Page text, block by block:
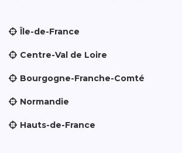
Île-de-France
Centre-Val de Loire
Bourgogne-Franche-Comté
Normandie
Hauts-de-France